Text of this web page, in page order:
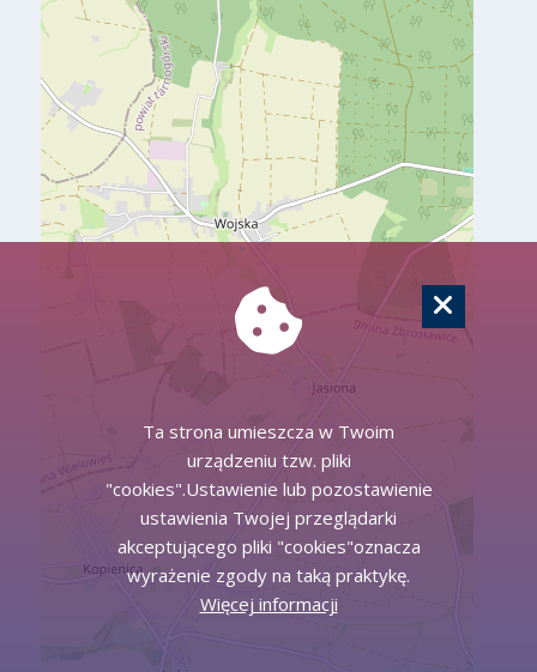
Ta strona umieszcza w Twoim
urządzeniu tzw. pliki
"cookies".Ustawienie lub pozostawienie
ustawienia Twojej przeglądarki
akceptującego pliki "cookies"oznacza
wyrażenie zgody na taką praktykę.
Więcej informacji